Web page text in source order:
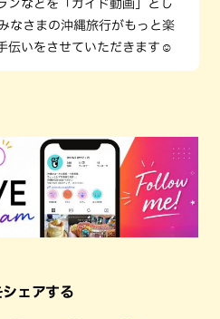
ンなどを「ガイド動画」とし
なさまの沖縄旅行がもっと楽
伝いをさせていただきます☺️
シェアする